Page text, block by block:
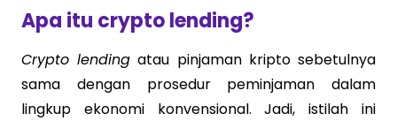
Apa itu crypto lending?
Crypto lending atau pinjaman kripto sebetulnya
sama dengan prosedur peminjaman dalam
lingkup ekonomi konvensional. Jadi, istilah ini